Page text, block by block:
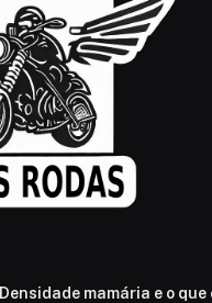
Densidade mamária e o